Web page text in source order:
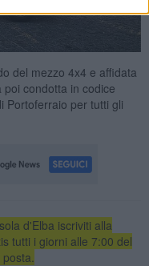
del mezzo 4x4 e affidata
condotta in codice
Portoferraio per tutti gli
d'Elba iscriviti alla
tutti i giorni alle 7:00 del